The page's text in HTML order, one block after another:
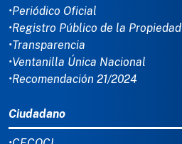
•Periódico Oficial
•Registro Público de la Propiedad
•Transparencia
•Ventanilla Única Nacional
•Recomendación 21/2024
Ciudadano